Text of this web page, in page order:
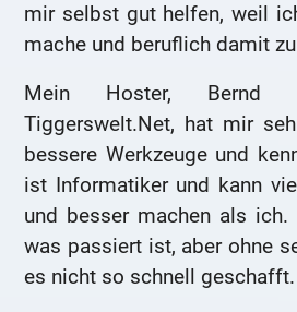
mir selbst gut helfen, weil
mache und beruflich damit
Mein Hoster, Bernd
Tiggerswelt.Net, hat mir
bessere Werkzeuge und
ist Informatiker und kann
und besser machen als ich.
was passiert ist, aber ohne
es nicht so schnell geschafft.